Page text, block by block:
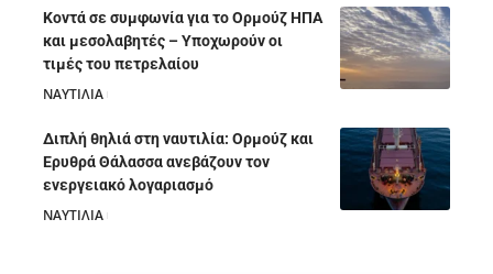
Κοντά σε συμφωνία για το Ορμούζ ΗΠΑ
και μεσολαβητές – Υποχωρούν οι
τιμές του πετρελαίου
ΝΑΥΤΙΛΙΑ
Διπλή θηλιά στη ναυτιλία: Ορμούζ και
Ερυθρά Θάλασσα ανεβάζουν τον
ενεργειακό λογαριασμό
ΝΑΥΤΙΛΙΑ